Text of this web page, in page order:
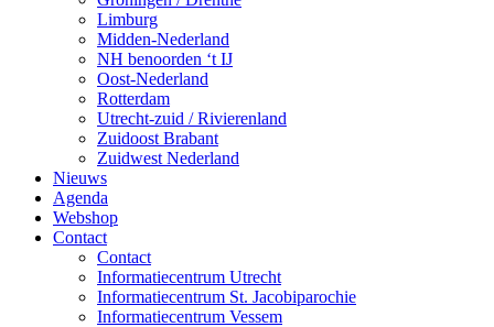
Limburg
Midden-Nederland
NH benoorden ‘t IJ
Oost-Nederland
Rotterdam
Utrecht-zuid / Rivierenland
Zuidoost Brabant
Zuidwest Nederland
Nieuws
Agenda
Webshop
Contact
Contact
Informatiecentrum Utrecht
Informatiecentrum St. Jacobiparochie
Informatiecentrum Vessem